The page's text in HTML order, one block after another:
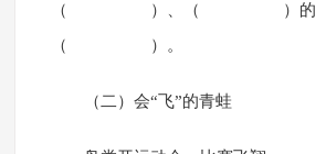
（ ）、（ ）的
（ ）。
（二）会“飞”的青蛙